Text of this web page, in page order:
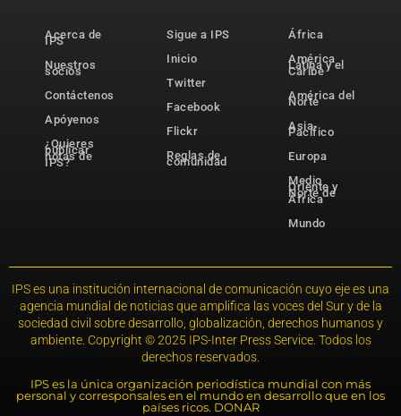
Acerca de
IPS
Nuestros
socios
Contáctenos
Apóyenos
¿Quieres
publicar
notas de
IPS?
Sigue a IPS
Inicio
Twitter
Facebook
Flickr
Reglas de
comunidad
África
América
Latina y el
Caribe
América del
Norte
Asia-
Pacífico
Europa
Medio
Oriente y
Norte de
África
Mundo
IPS es una institución internacional de comunicación cuyo eje es una
agencia mundial de noticias que amplifica las voces del Sur y de la
sociedad civil sobre desarrollo, globalización, derechos humanos y
ambiente. Copyright © 2025 IPS-Inter Press Service. Todos los
derechos reservados.
IPS es la única organización periodística mundial con más
personal y corresponsales en el mundo en desarrollo que en los
países ricos. DONAR